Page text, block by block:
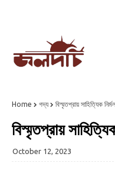
Home গদ্য বিস্মৃতপ্রায় সাহিত্যিক
বিস্মৃতপ্রায়
October 12, 2023